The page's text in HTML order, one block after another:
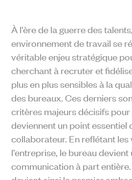
À l’ère de la guerre des
environnement de travail se
véritable enjeu stratégique
cherchant à recruter et
plus en plus sensibles à la
des bureaux. Ces derniers
critères majeurs décisifs
deviennent un point essentiel
collaborateur. En reflétant les
l’entreprise, le bureau devient
communication à part